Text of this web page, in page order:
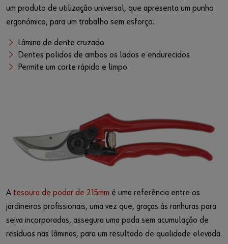
um produto de utilização universal, que apresenta um punho
ergonómico, para um trabalho sem esforço.
Lâmina de dente cruzado
Dentes polidos de ambos os lados e endurecidos
Permite um corte rápido e limpo
A tesoura de podar de 215mm é uma referência entre os
jardineiros profissionais, uma vez que, graças às ranhuras para
seiva incorporadas, assegura uma poda sem acumulação de
resíduos nas lâminas, para um resultado de qualidade elevada.